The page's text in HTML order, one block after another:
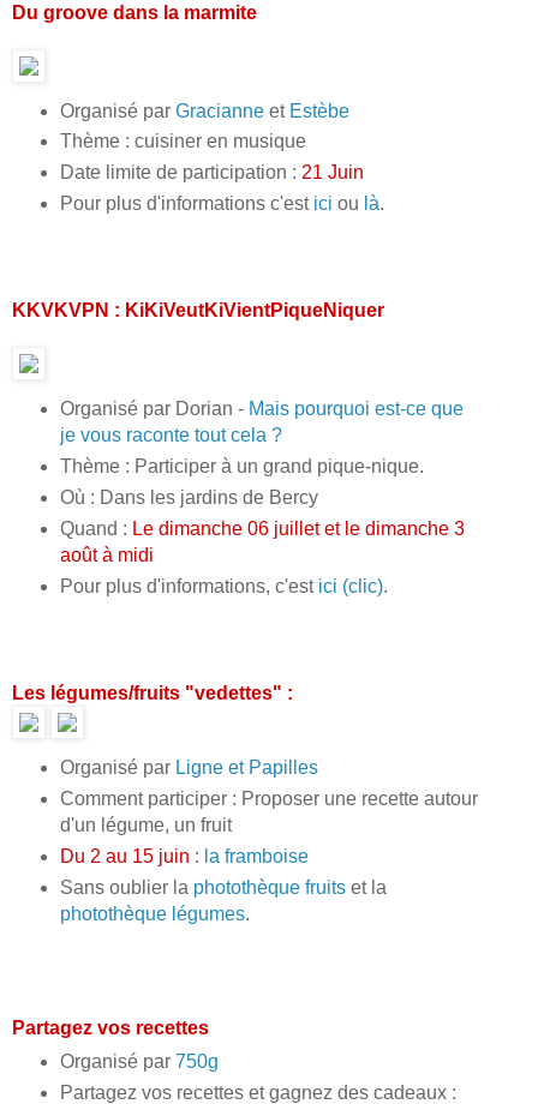
Du groove dans la marmite
Organisé par Gracianneet Estèbe
Thème : cuisiner en musique
Date limite de participation : 21 Juin
Pour plus d'informations c'est ici ou là.
KKVKVPN : KiKiVeutKiVientPiqueNiquer
Organisé par Dorian - Mais pourquoi est-ce que
je vous raconte tout cela ?
Thème : Participer à un grand pique-nique.
Où : Dans les jardins de Bercy
Quand : Le dimanche 06 juillet et le dimanche 3
août à midi
Pour plus d'informations, c'est ici (clic).
Les légumes/fruits "vedettes" :
Organisé par Ligne et Papilles
Comment participer : Proposer une recette autour
d'un légume, un fruit
Du 2 au 15 juin : la framboise
Sans oublier la photothèque fruitset la
photothèque légumes.
Partagez vos recettes
Organisé par 750g
Partagez vos recettes et gagnez des cadeaux :